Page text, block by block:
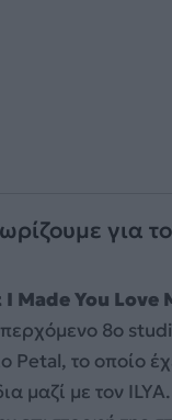
για
Made You Love
8ο
Petal, το οποίο
μαζί με τον